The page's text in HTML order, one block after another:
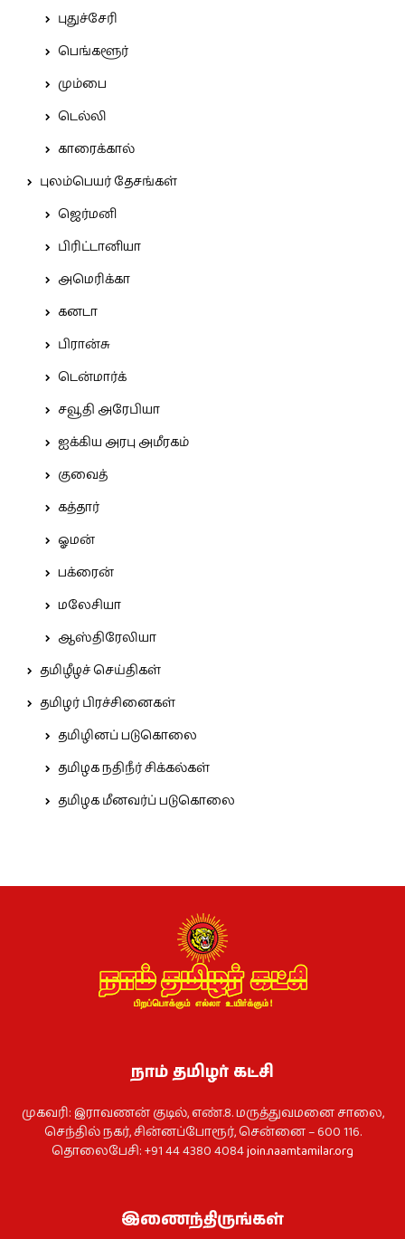
புதுச்சேரி
பெங்களூர்
மும்பை
டெல்லி
காரைக்கால்
புலம்பெயர் தேசங்கள்
ஜெர்மனி
பிரிட்டானியா
அமெரிக்கா
கனடா
பிரான்சு
டென்மார்க்
சவூதி அரேபியா
ஐக்கிய அரபு அமீரகம்
குவைத்
கத்தார்
ஓமன்
பக்ரைன்
மலேசியா
ஆஸ்திரேலியா
தமிழீழச் செய்திகள்
தமிழர் பிரச்சினைகள்
தமிழினப் படுகொலை
தமிழக நதிநீர் சிக்கல்கள்
தமிழக மீனவர்ப் படுகொலை
நாம் தமிழர் கட்சி
முகவரி: இராவணன் குடில், எண்.8. மருத்துவமனை சாலை,
செந்தில் நகர், சின்னப்போரூர், சென்னை – 600 116.
தொலைபேசி: +91 44 4380 4084join.naamtamilar.org
இணைந்திருங்கள்